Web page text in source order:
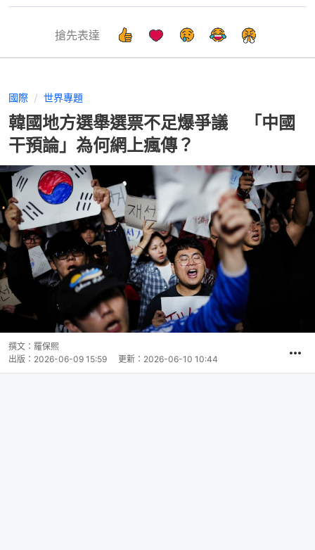
搶先表達
國際 世界專題
韓國地方選舉選票不足爆爭議 「中國
干預論」為何網上瘋傳？
撰文： 羅保熙
出版： 2026-06-09 15:59 更新： 2026-06-10 10:44